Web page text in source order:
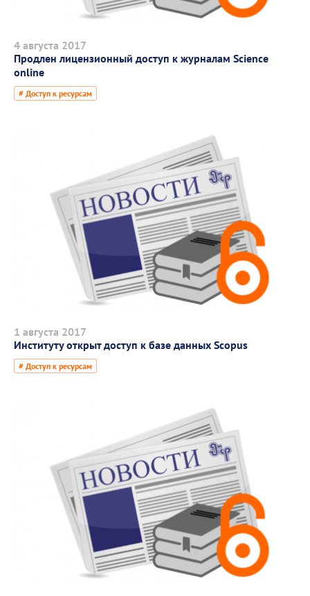
4 августа 2017
Продлен лицензионный доступ к журналам Science
online
# Доступ к ресурсам
1 августа 2017
Институту открыт доступ к базе данных Scopus
# Доступ к ресурсам